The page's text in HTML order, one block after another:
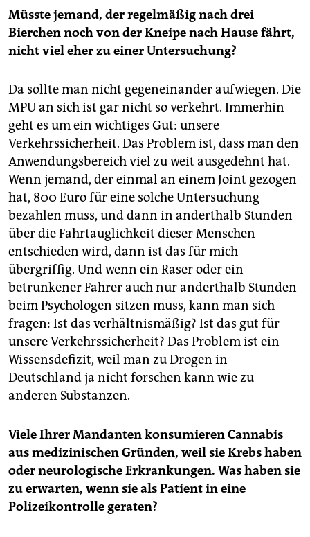
Müsste jemand, der regelmäßig nach drei
Bierchen noch von der Kneipe nach Hause fährt,
nicht viel eher zu einer Untersuchung?
Da sollte man nicht gegeneinander aufwiegen. Die
MPU an sich ist gar nicht so verkehrt. Immerhin
geht es um ein wichtiges Gut: unsere
Verkehrssicherheit. Das Problem ist, dass man den
Anwendungsbereich viel zu weit ausgedehnt hat.
Wenn jemand, der einmal an einem Joint gezogen
hat, 800 Euro für eine solche Untersuchung
bezahlen muss, und dann in anderthalb Stunden
über die Fahrtauglichkeit dieser Menschen
entschieden wird, dann ist das für mich
übergriffig. Und wenn ein Raser oder ein
betrunkener Fahrer auch nur anderthalb Stunden
beim Psychologen sitzen muss, kann man sich
fragen: Ist das verhältnismäßig? Ist das gut für
unsere Verkehrssicherheit? Das Problem ist ein
Wissensdefizit, weil man zu Drogen in
Deutschland ja nicht forschen kann wie zu
anderen Substanzen.
Viele Ihrer Mandanten konsumieren Cannabis
aus medizinischen Gründen, weil sie Krebs haben
oder neurologische Erkrankungen. Was haben sie
zu erwarten, wenn sie als Patient in eine
Polizeikontrolle geraten?